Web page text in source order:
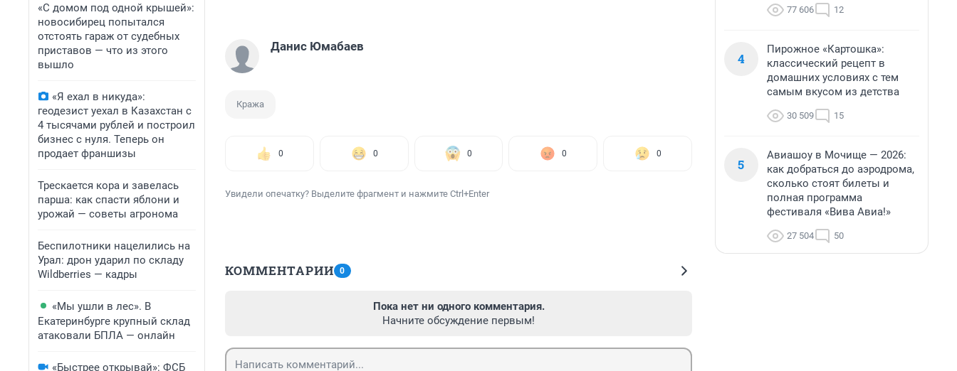
«С домом под одной крышей»:
новосибирец попытался
отстоять гараж от судебных
приставов — что из этого
вышло
«Я ехал в никуда»:
геодезист уехал в Казахстан с
4 тысячами рублей и построил
бизнес с нуля. Теперь он
продает франшизы
Трескается кора и завелась
парша: как спасти яблони и
урожай — советы агронома
Беспилотники нацелились на
Урал: дрон ударил по складу
Wildberries — кадры
«Мы ушли в лес». В
Екатеринбурге крупный склад
атаковали БПЛА — онлайн
«Быстрее открывай»: ФСБ
Данис Юмабаев
Кража
0 0 0 0 0
Увидели опечатку? Выделите фрагмент и нажмите Ctrl+Enter
КОММЕНТАРИИ 0
Пока нет ни одного комментария.
Начните обсуждение первым!
77 606 12
4
Пирожное «Картошка»:
классический рецепт в
домашних условиях с тем
самым вкусом из детства
30 509 15
5
Авиашоу в Мочище — 2026:
как добраться до аэродрома,
сколько стоят билеты и
полная программа
фестиваля «Вива Авиа!»
27 504 50